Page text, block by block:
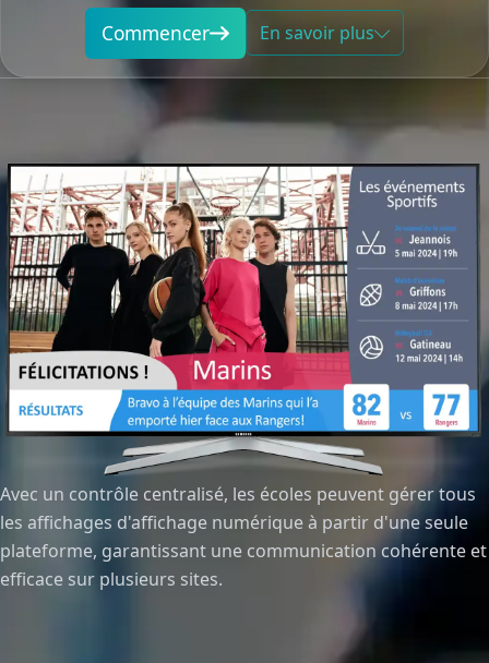
Commencer En savoir plus
Avec un contrôle centralisé, les écoles peuvent gérer tous
les affichages d'affichage numérique à partir d'une seule
plateforme, garantissant une communication cohérente et
efficace sur plusieurs sites.